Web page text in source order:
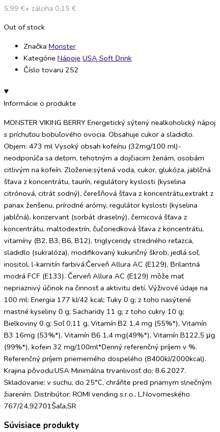
5,99 €+ záloha 0,15 €
Out of stock
Značka Monster
Kategórie Nápoje USA Soft Drink
Číslo tovaru 252
Informácie o produkte
MONSTER VIKING BERRY Energetický sýtený nealkoholický nápoj
s príchuťou bobuľového ovocia. Obsahuje cukor a sladidlo.
Objem: 473 ml Vysoký obsah kofeínu (32mg/100 ml)-
neodporúča sa deťom, tehotným a dojčiacim ženám, osobám
citlivým na kofeín. Zloženie:sýtená voda, cukor, glukóza, jablčná
šťava z koncentrátu, taurín, regulátory kyslosti (kyselina
citrónová, citrát sodný), čerešňová šťava z koncentrátu,extrakt z
panax ženšenu, prírodné arómy, regulátor kyslosti (kyselina
jablčná), konzervant (sorbát draselný), černicová šťava z
koncentrátu, maltodextrín, čučoriedková šťava z koncentrátu,
vitamíny (B2, B3, B6, B12), triglyceridy stredného reťazca,
sladidlo (sukralóza), modifikovaný kukuričný škrob, jedlá soľ,
inositol, l-karnitín farbivá:Červeň Allura AC (E129), Brilantná
modrá FCF (E133). Červeň Allura AC (E129) môže mať
nepriaznivý účinok na činnosť a aktivitu detí. Výživové údaje na
100 ml: Energia 177 kJ/42 kcal; Tuky 0 g; z toho nasýtené
mastné kyseliny 0 g; Sacharidy 11 g; z toho cukry 10 g;
Bielkoviny 0 g; Soľ 0,11 g, Vitamín B2 1,4 mg (55%*), Vitamín
B3 16mg (53%*), Vitamín B6 1,4 mg(49%*), Vitamín B122,5 μg
(99%*), kofein 32 mg/100ml*Denný referenčný príjem v %.
Referenčný príjem priemerného dospelého (8400kJ/2000kcal).
Krajina pôvodu:USA Minimálna trvanlivosť do: 8.6.2027.
Skladovanie: v suchu, do 25°C, chráňte pred priamym slnečným
žiarením. Distribútor: ROMI vending s.r.o., L.Novomeského
767/24,92701Šaľa,SR
Súvisiace produkty